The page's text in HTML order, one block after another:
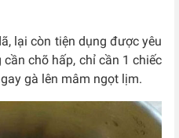
lại còn tiện dụng được yêu
chõ hấp, chỉ cần 1 chiếc
gà lên mâm ngọt lịm.